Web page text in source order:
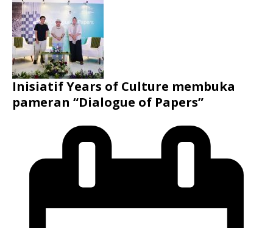
Inisiatif Years of Culture membuka
pameran “Dialogue of Papers”